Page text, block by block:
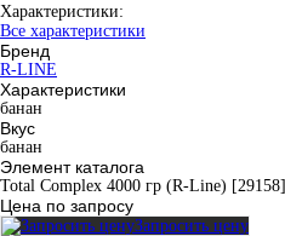
Характеристики:
Все характеристики
Бренд
R-LINE
Характеристики
банан
Вкус
банан
Элемент каталога
Total Complex 4000 гр (R-Line) [29158]
Цена по запросу
Запросить цену